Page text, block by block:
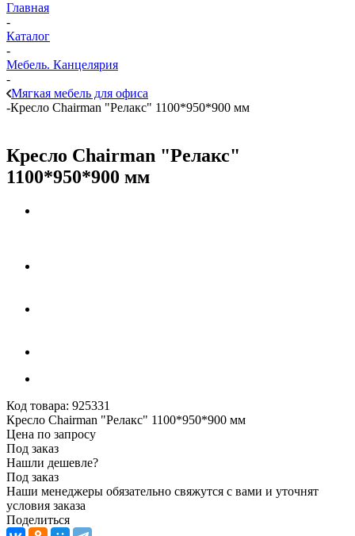
Главная
-
Каталог
-
Мебель. Канцелярия
-
Мягкая мебель для офиса
-Кресло Chairman "Релакс" 1100*950*900 мм
Кресло Chairman "Релакс"
1100*950*900 мм
Код товара: 925331
Кресло Chairman "Релакс" 1100*950*900 мм
Цена по запросу
Под заказ
Нашли дешевле?
Под заказ
Наши менеджеры обязательно свяжутся с вами и уточнят
условия заказа
Поделиться